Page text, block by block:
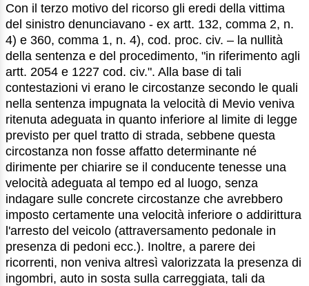
Con il terzo motivo del ricorso gli eredi della vittima
del sinistro denunciavano - ex artt. 132, comma 2, n.
4) e 360, comma 1, n. 4), cod. proc. civ. – la nullità
della sentenza e del procedimento, "in riferimento agli
artt. 2054 e 1227 cod. civ.". Alla base di tali
contestazioni vi erano le circostanze secondo le quali
nella sentenza impugnata la velocità di Mevio veniva
ritenuta adeguata in quanto inferiore al limite di legge
previsto per quel tratto di strada, sebbene questa
circostanza non fosse affatto determinante né
dirimente per chiarire se il conducente tenesse una
velocità adeguata al tempo ed al luogo, senza
indagare sulle concrete circostanze che avrebbero
imposto certamente una velocità inferiore o addirittura
l'arresto del veicolo (attraversamento pedonale in
presenza di pedoni ecc.). Inoltre, a parere dei
ricorrenti, non veniva altresì valorizzata la presenza di
ingombri, auto in sosta sulla carreggiata, tali da